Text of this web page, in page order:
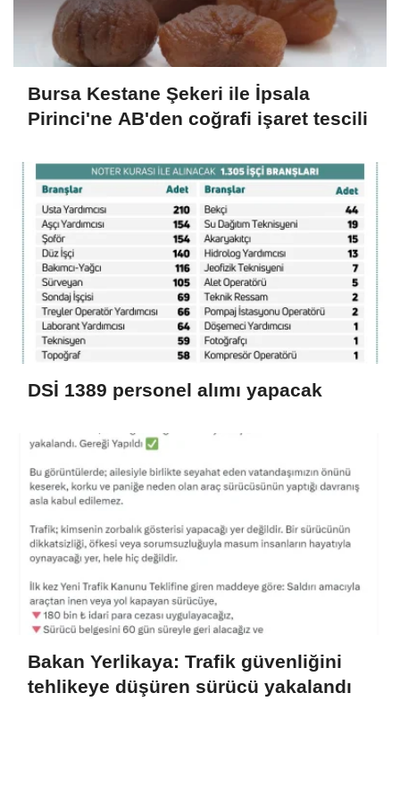
Bursa Kestane Şekeri ile İpsala
Pirinci'ne AB'den coğrafi işaret tescili
DSİ 1389 personel alımı yapacak
Bakan Yerlikaya: Trafik güvenliğini
tehlikeye düşüren sürücü yakalandı